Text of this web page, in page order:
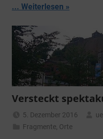
... Weiterlesen
Versteckt
5. Dezember 2016
Fragmente, Orte